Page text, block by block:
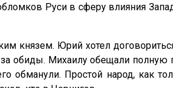
Руси в сферу влияния
князем. Юрий хотел
обиды. Михаилу обещали
Простой народ, как